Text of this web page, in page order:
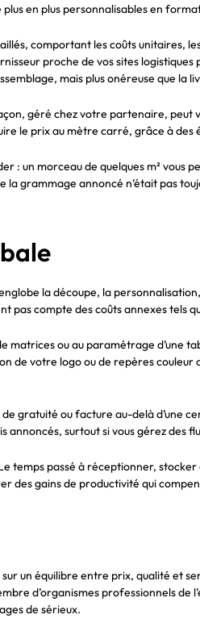
plus en plus personnalisables en
comportant les coûts unitaires,
proche de vos sites
mais plus onéreuse que la
géré chez votre partenaire,
le prix au mètre carré, grâce à des
: un morceau de quelques m²
la grammage annoncé n’était pas
la découpe, la
compte des coûts annexes tels
matrices ou au paramétrage
de votre logo ou de repères
gratuité ou facture au-delà d’une
surtout si vous gérez des
temps passé à réceptionner,
des gains de productivité qui
un équilibre entre prix, qualité et
d’organismes professionnels
de sérieux.